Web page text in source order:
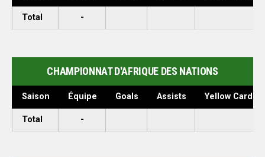
Total -
CHAMPIONNAT D'AFRIQUE DES NATIONS
Saison Équipe Goals Assists Yellow Cards
Total -